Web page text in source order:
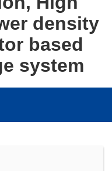
density
based
system